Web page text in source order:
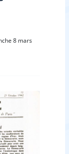
8 mars